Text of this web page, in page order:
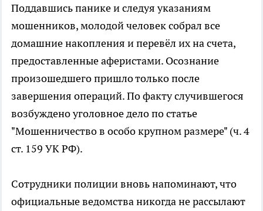
Поддавшись панике и следуя указаниям
мошенников, молодой человек собрал все
домашние накопления и перевёл их на счета,
предоставленные аферистами. Осознание
произошедшего пришло только после
завершения операций. По факту случившегося
возбуждено уголовное дело по статье
"Мошенничество в особо крупном размере" (ч. 4
ст. 159 УК РФ).
Сотрудники полиции вновь напоминают, что
официальные ведомства никогда не рассылают